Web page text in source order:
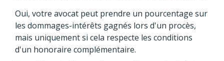
Oui, votre avocat peut prendre un pourcentage sur
les dommages-intérêts gagnés lors d'un procès,
mais uniquement si cela respecte les conditions
d'un honoraire complémentaire.